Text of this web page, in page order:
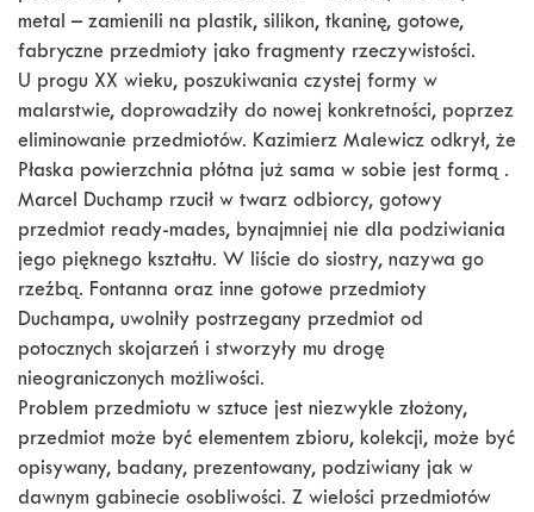
metal – zamienili na plastik, silikon, tkaninę, gotowe,
fabryczne przedmioty jako fragmenty rzeczywistości.
U progu XX wieku, poszukiwania czystej formy w
malarstwie, doprowadziły do nowej konkretności, poprzez
eliminowanie przedmiotów. Kazimierz Malewicz odkrył, że
Płaska powierzchnia płótna już sama w sobie jest formą .
Marcel Duchamp rzucił w twarz odbiorcy, gotowy
przedmiot ready-mades, bynajmniej nie dla podziwiania
jego pięknego kształtu. W liście do siostry, nazywa go
rzeźbą. Fontanna oraz inne gotowe przedmioty
Duchampa, uwolniły postrzegany przedmiot od
potocznych skojarzeń i stworzyły mu drogę
nieograniczonych możliwości.
Problem przedmiotu w sztuce jest niezwykle złożony,
przedmiot może być elementem zbioru, kolekcji, może być
opisywany, badany, prezentowany, podziwiany jak w
dawnym gabinecie osobliwości. Z wielości przedmiotów